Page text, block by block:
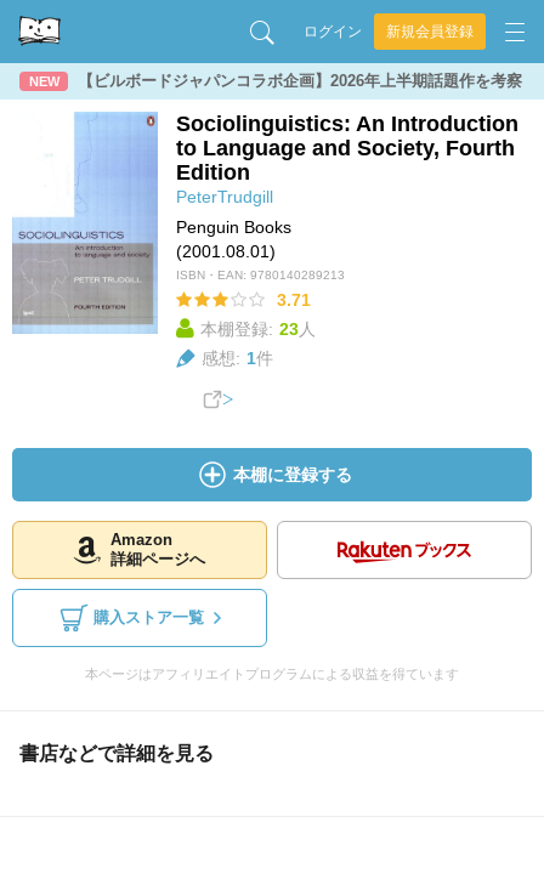
ログイン 新規会員登録
NEW 【ビルボードジャパンコラボ企画】2026年上半期話題作を考察
Sociolinguistics: An Introduction
to Language and Society, Fourth
Edition
PeterTrudgill
Penguin Books
(2001.08.01)
ISBN・EAN: 9780140289213
3.71
本棚登録: 23人
感想: 1件
本棚に登録する
Amazon
詳細ページへ
購入ストア一覧
本ページはアフィリエイトプログラムによる収益を得ています
書店などで詳細を見る